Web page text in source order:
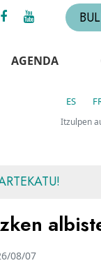
AGENDA
ES
Itzulpen
08/07